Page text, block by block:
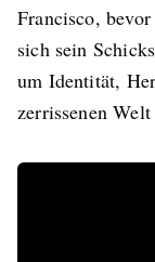
Francisco,
sich sein
um Identität,
zerrissenen